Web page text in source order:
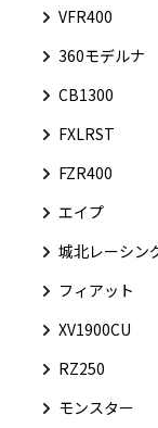
VFR400
360モデルナ
CB1300
FXLRST
FZR400
エイプ
城北レーシン
フィアット
XV1900CU
RZ250
モンスター